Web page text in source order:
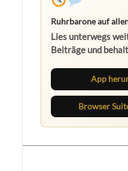
Ruhrbarone auf
Lies unterwegs
Beiträge und
App
Browser